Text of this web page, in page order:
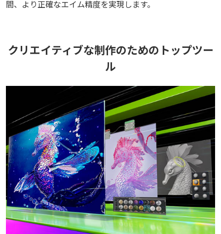
間、より正確なエイム精度を実現します。
クリエイティブな制作のためのトップツー
ル